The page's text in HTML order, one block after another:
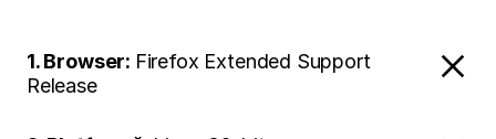
1. Browser: Firefox Extended Support
Release